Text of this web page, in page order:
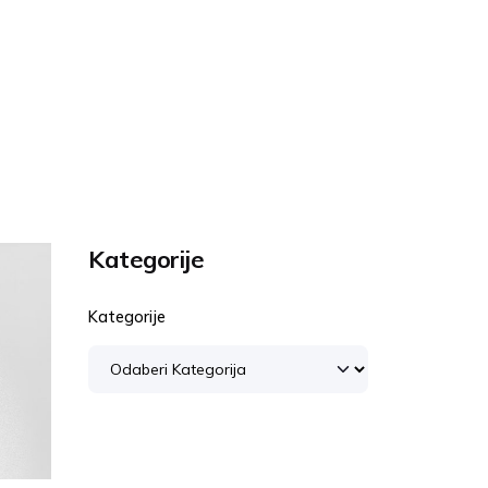
Kategorije
Kategorije